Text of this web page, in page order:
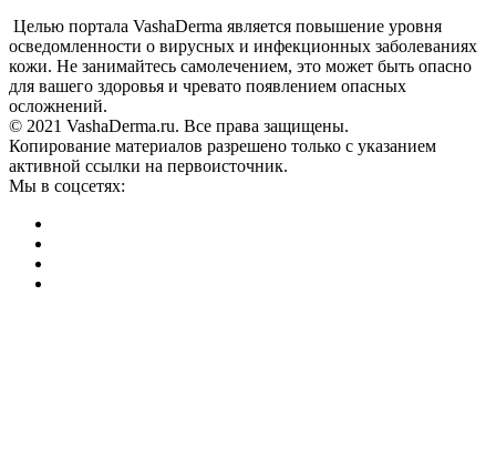
Целью портала VashaDerma является повышение уровня
осведомленности о вирусных и инфекционных заболеваниях
кожи. Не занимайтесь самолечением, это может быть опасно
для вашего здоровья и чревато появлением опасных
осложнений.
© 2021 VashaDerma.ru. Все права защищены.
Копирование материалов разрешено только с указанием
активной ссылки на первоисточник.
Мы в соцсетях: